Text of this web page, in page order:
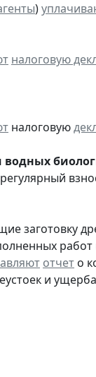
)
налоговую
налоговую
регулярный
заготовку
работ
отчет о
и